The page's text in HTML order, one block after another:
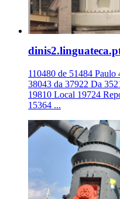
110480 de 51484
38043 da 37922 Da
19810 Local 19724
15364 ...